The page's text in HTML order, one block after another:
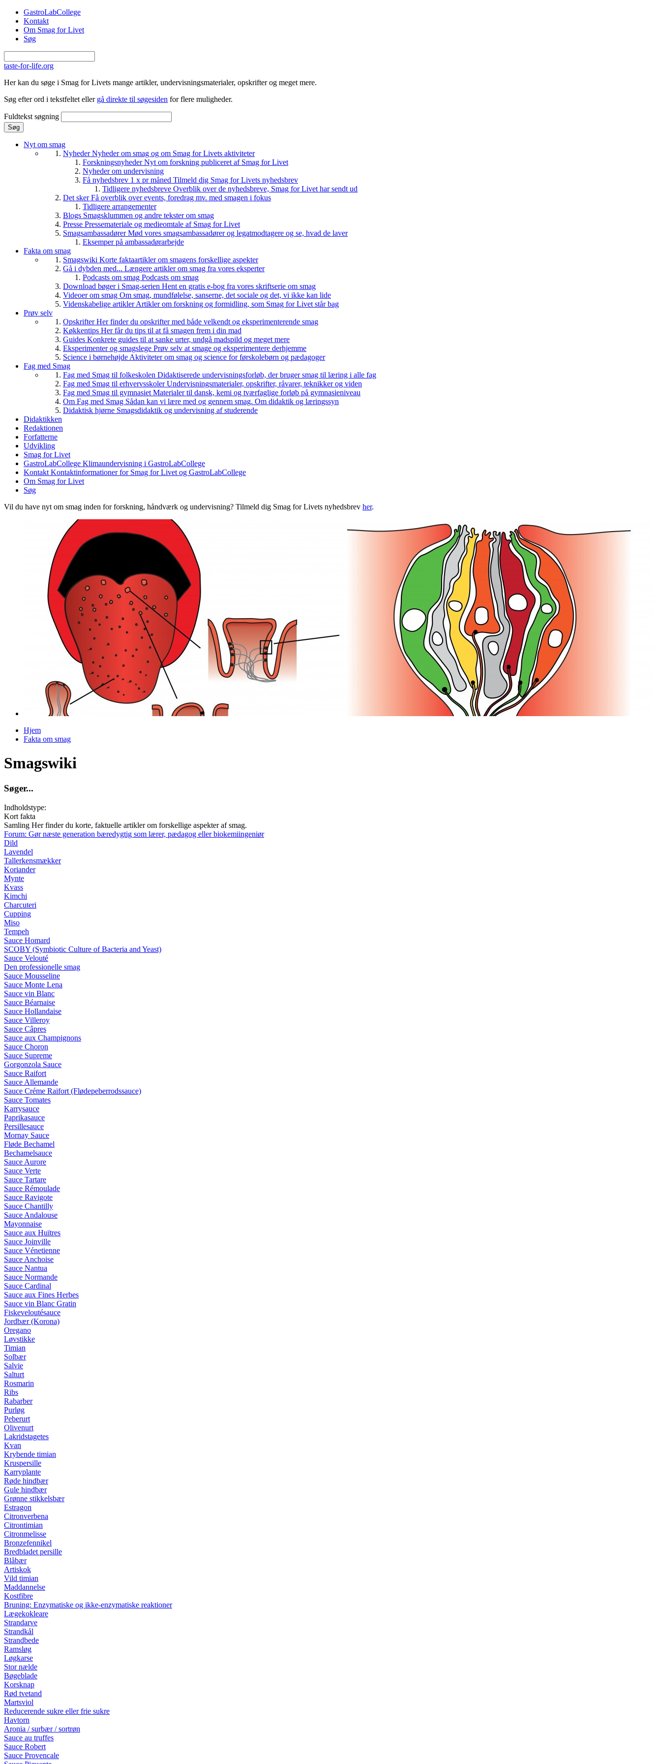
Gå til hovedindhold
GastroLabCollege
Kontakt
Om Smag for Livet
Søg
taste-for-life.org
Her kan du søge i Smag for Livets mange artikler, undervisningsmaterialer, opskrifter og meget mere.
Søg efter ord i tekstfeltet eller gå direkte til søgesiden for flere muligheder.
Fuldtekst søgning
Nyt om smag
NyhederNyheder om smag og om Smag for Livets aktiviteter
ForskningsnyhederNyt om forskning publiceret af Smag for Livet
Nyheder om undervisning
Få nyhedsbrev 1 x pr måned Tilmeld dig Smag for Livets nyhedsbrev
Tidligere nyhedsbreve Overblik over de nyhedsbreve, Smag for Livet har sendt ud
Det skerFå overblik over events, foredrag mv. med smagen i fokus
Tidligere arrangementer
Blogs Smagsklummen og andre tekster om smag
Presse Pressemateriale og medieomtale af Smag for Livet
SmagsambassadørerMød vores smagsambassadører og legatmodtagere og se, hvad de laver
Eksemper på ambassadørarbejde
Fakta om smag
Smagswiki Korte faktaartikler om smagens forskellige aspekter
Gå i dybden med... Længere artikler om smag fra vores eksperter
Podcasts om smag Podcasts om smag
Download bøger i Smag-serien Hent en gratis e-bog fra vores skriftserie om smag
Videoer om smag Om smag, mundfølelse, sanserne, det sociale og det, vi ikke kan lide
Videnskabelige artiklerArtikler om forskning og formidling, som Smag for Livet står bag
Prøv selv
OpskrifterHer finder du opskrifter med både velkendt og eksperimenterende smag
Køkkentips Her får du tips til at få smagen frem i din mad
Guides Konkrete guides til at sanke urter, undgå madspild og meget mere
Eksperimenter og smagslege Prøv selv at smage og eksperimentere derhjemme
Science i børnehøjde Aktiviteter om smag og science for førskolebørn og pædagoger
Fag med Smag
Fag med Smag til folkeskolen Didaktiserede undervisningsforløb, der bruger smag til læring i alle fag
Fag med Smag til erhvervsskolerUndervisningsmaterialer, opskrifter, råvarer, teknikker og viden
Fag med Smag til gymnasiet Materialer til dansk, kemi og tværfaglige forløb på gymnasieniveau
Om Fag med Smag Sådan kan vi lære med og gennem smag. Om didaktik og læringssyn
Didaktisk hjørne Smagsdidaktik og undervisning af studerende
Didaktikken
Redaktionen
Forfatterne
Udvikling
Smag for Livet
GastroLabCollege Klimaundervisning i GastroLabCollege
Kontakt Kontaktinformationer for Smag for Livet og GastroLabCollege
Om Smag for Livet
Søg
Vil du have nyt om smag inden for forskning, håndværk og undervisning? Tilmeld dig Smag for Livets nyhedsbrev her.
Du er her
Hjem
Fakta om smag
Smagswiki
Søger...
Indholdstype:
Kort fakta
Samling Her finder du korte, faktuelle artikler om forskellige aspekter af smag.
Forum: Gør næste generation bæredygtig som lærer, pædagog eller biokemiingeniør
Dild
Lavendel
Tallerkensmækker
Koriander
Mynte
Kvass
Kimchi
Charcuteri
Cupping
Miso
Tempeh
Sauce Homard
SCOBY (Symbiotic Culture of Bacteria and Yeast)
Sauce Velouté
Den professionelle smag
Sauce Mousseline
Sauce Monte Lena
Sauce vin Blanc
Sauce Béarnaise
Sauce Hollandaise
Sauce Villeroy
Sauce Câpres
Sauce aux Champignons
Sauce Choron
Sauce Supreme
Gorgonzola Sauce
Sauce Raifort
Sauce Allemande
Sauce Créme Raifort (Flødepeberrodssauce)
Sauce Tomates
Karrysauce
Paprikasauce
Persillesauce
Mornay Sauce
Fløde Bechamel
Bechamelsauce
Sauce Aurore
Sauce Verte
Sauce Tartare
Sauce Rémoulade
Sauce Ravigote
Sauce Chantilly
Sauce Andalouse
Mayonnaise
Sauce aux Huïtres
Sauce Joinville
Sauce Vénetienne
Sauce Anchoise
Sauce Nantua
Sauce Normande
Sauce Cardinal
Sauce aux Fines Herbes
Sauce vin Blanc Gratin
Fiskeveloutésauce
Jordbær (Korona)
Oregano
Løvstikke
Timian
Solbær
Salvie
Salturt
Rosmarin
Ribs
Rabarber
Purløg
Peberurt
Olivenurt
Lakridstagetes
Kvan
Krybende timian
Kruspersille
Karryplante
Røde hindbær
Gule hindbær
Grønne stikkelsbær
Estragon
Citronverbena
Citrontimian
Citronmelisse
Bronzefennikel
Bredbladet persille
Blåbær
Artiskok
Vild timian
Maddannelse
Kostfibre
Bruning: Enzymatiske og ikke-enzymatiske reaktioner
Lægekokleare
Strandarve
Strandkål
Strandbede
Ramsløg
Løgkarse
Stor nælde
Bøgeblade
Korsknap
Rød tvetand
Martsviol
Reducerende sukre eller frie sukre
Havtorn
Aronia / surbær / sortrøn
Sauce au truffes
Sauce Robert
Sauce Provencale